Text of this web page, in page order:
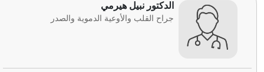
الدكتور نبيل هيرمي
جراح القلب والأوعية الدموية والصدر